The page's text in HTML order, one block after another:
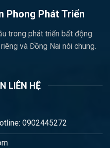
Phong Phát Triển
trong phát triển bất động
và Đồng Nai nói chung.
LIÊN HỆ
0902445272